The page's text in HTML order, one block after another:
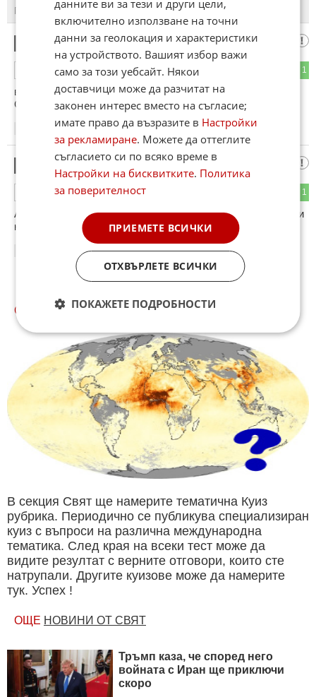
ПОСЛЕДНИ ПЪРВИ
Тези дни
1
ОТГОВОР
в този район често се случва да се запали някой танкер.
Сигурно е от слънцето нещо?
08.06.2026
Тома
1
ОТГОВОР
А можеше краварите да го конфискуват но са си изтървали
късмета.
08.06.2026
СВЯТ КУИЗОВЕ
В секция Свят ще намерите тематична Куиз
рубрика. Периодично се публикува специализиран
куиз с въпроси на различна международна
тематика. След края на всеки тест може да
видите резултат с верните отговори, които сте
натрупали. Другите куизове може да намерите
тук. Успех !
ОЩЕ НОВИНИ ОТ СВЯТ
Тръмп каза, че според него
войната с Иран ще приключи
скоро
данните ви за тези и други цели,
включително използване на точни
данни за геолокация и характеристики
на устройството. Вашият избор важи
само за този уебсайт. Някои
доставчици може да разчитат на
законен интерес вместо на съгласие;
имате право да възразите в Настройки
за рекламиране. Можете да оттеглите
съгласието си по всяко време в
Настройки на бисквитките. Политика
за поверителност
ПРИЕМЕТЕ ВСИЧКИ
ОТХВЪРЛЕТЕ ВСИЧКИ
ПОКАЖЕТЕ ПОДРОБНОСТИ